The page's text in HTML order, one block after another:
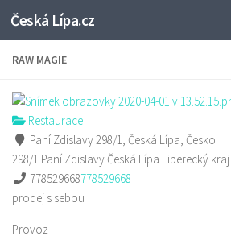
Skip to content
Česká Lípa.cz
RAW MAGIE
Restaurace
Paní Zdislavy 298/1, Česká Lípa, Česko
298/1 Paní Zdislavy Česká Lípa Liberecký kraj
778529668778529668
prodej s sebou
Provoz